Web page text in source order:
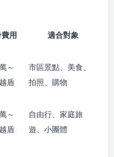
用 適合對象
～
盾
市區景點、美食、
拍照、購物
～
盾
自由行、家庭旅
遊、小團體